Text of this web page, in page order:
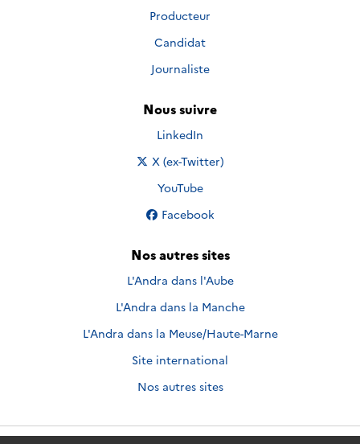
Producteur
Candidat
Journaliste
Nous suivre
Nous suivre sur
LinkedIn
Nous suivre sur
X (ex-Twitter)
Nous suivre sur
YouTube
Nous suivre sur
Facebook
Nos autres sites
L'Andra dans l'Aube
L'Andra dans la Manche
L'Andra dans la Meuse/Haute-Marne
Site international
Nos autres sites